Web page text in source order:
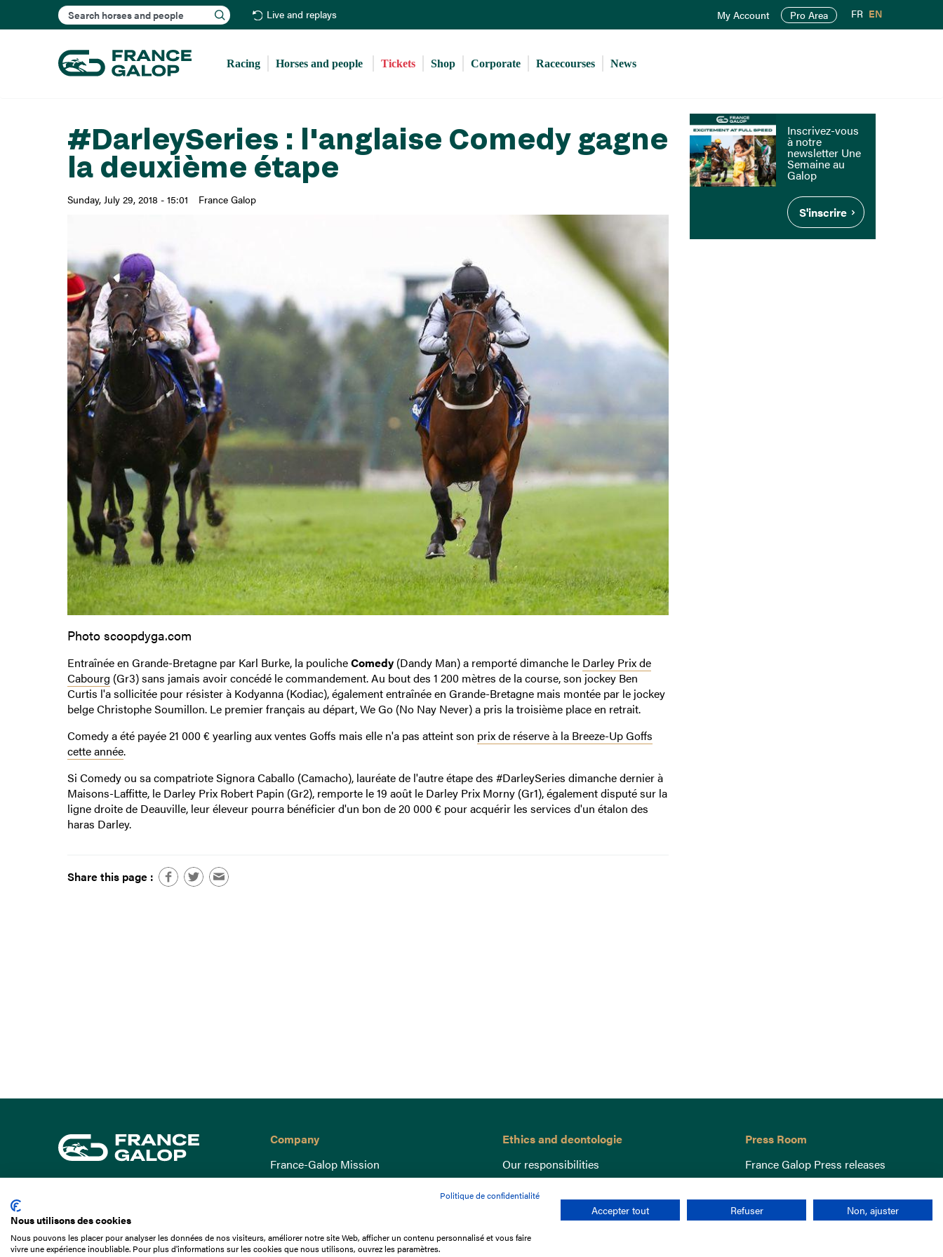
to
content
Search Live and replays My Account Pro Area FR EN
Racing Horses and people Tickets Shop Corporate Racecourses News
#DarleySeries : l'anglaise Comedy gagne
la deuxième étape
Sunday, July 29, 2018 - 15:01 France Galop
Photo scoopdyga.com
Entraînée en Grande-Bretagne par Karl Burke, la poulicheComedy(Dandy Man) a remporté dimanche le Darley Prix de
Cabourg (Gr3) sans jamais avoir concédé le commandement. Au bout des 1 200 mètres de la course, son jockey Ben
Curtis l'a sollicitée pour résister à Kodyanna (Kodiac), également entraînée en Grande-Bretagne mais montée par le jockey
belge Christophe Soumillon. Le premier français au départ, We Go (No Nay Never) a pris la troisième place en retrait.
Comedy a été payée 21 000 € yearling aux ventes Goffs mais elle n'a pas atteint son prix de réserve à la Breeze-Up Goffs
cette année.
Si Comedy ou sa compatriote Signora Caballo (Camacho), lauréate de l'autre étape des #DarleySeries dimanche dernier à
Maisons-Laffitte, le Darley Prix Robert Papin (Gr2), remporte le 19 août le Darley Prix Morny (Gr1), également disputé sur la
ligne droite de Deauville, leur éleveur pourra bénéficier d'un bon de 20 000 € pour acquérir les services d'un étalon des
haras Darley.
Share this page :
Inscrivez-vous
à notre
newsletter Une
Semaine au
Galop
S'inscrire
+33 1 49 10 20 29
Company
France-Galop Mission
Governance
Understand the races
Ethics and deontologie
Our responsibilities
Lutte anti-dopage
Equine Welfare
Gender Equality
Responsible speculation
Press Room
France Galop Press releases
Politique de confidentialité
Nous utilisons des cookies
Nous pouvons les placer pour analyser les données de nos visiteurs, améliorer notre site Web, afficher un contenu personnalisé et vous faire
vivre une expérience inoubliable. Pour plus d'informations sur les cookies que nous utilisons, ouvrez les paramètres.
Accepter tout Refuser Non, ajuster